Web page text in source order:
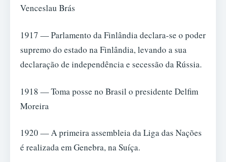
Venceslau Brás
1917 — Parlamento da Finlândia declara-se o poder
supremo do estado na Finlândia, levando a sua
declaração de independência e secessão da Rússia.
1918 — Toma posse no Brasil o presidente Delfim
Moreira
1920 — A primeira assembleia da Liga das Nações
é realizada em Genebra, na Suíça.